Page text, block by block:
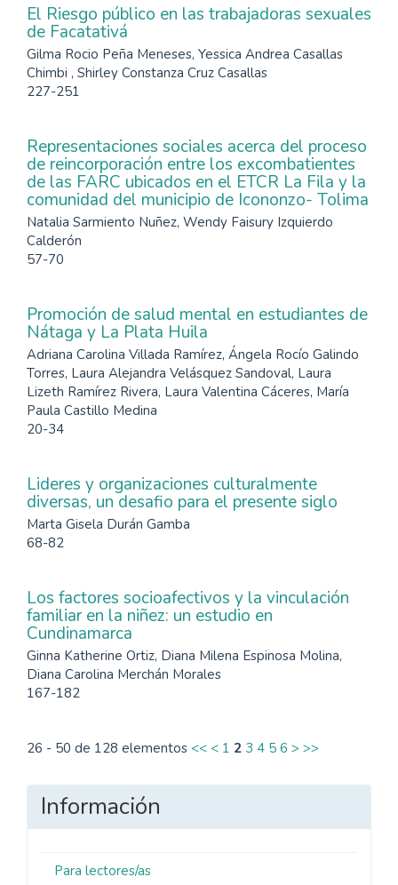
El Riesgo público en las trabajadoras sexuales
de Facatativá
Gilma Rocio Peña Meneses, Yessica Andrea Casallas
Chimbi , Shirley Constanza Cruz Casallas
227-251
Representaciones sociales acerca del proceso
de reincorporación entre los excombatientes
de las FARC ubicados en el ETCR La Fila y la
comunidad del municipio de Icononzo- Tolima
Natalia Sarmiento Nuñez, Wendy Faisury Izquierdo
Calderón
57-70
Promoción de salud mental en estudiantes de
Nátaga y La Plata Huila
Adriana Carolina Villada Ramírez, Ángela Rocío Galindo
Torres, Laura Alejandra Velásquez Sandoval, Laura
Lizeth Ramírez Rivera, Laura Valentina Cáceres, María
Paula Castillo Medina
20-34
Lideres y organizaciones culturalmente
diversas, un desafio para el presente siglo
Marta Gisela Durán Gamba
68-82
Los factores socioafectivos y la vinculación
familiar en la niñez: un estudio en
Cundinamarca
Ginna Katherine Ortiz, Diana Milena Espinosa Molina,
Diana Carolina Merchán Morales
167-182
26 - 50 de 128 elementos << < 1 2 3 4 5 6 > >>
Información
Para lectores/as